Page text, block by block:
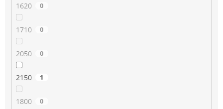
1620 0
1710 0
2050 0
2150 1
1800 0